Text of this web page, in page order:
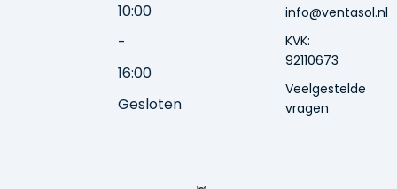
10:00
-
16:00
Gesloten
info@ventasol.nl
KVK:
92110673
Veelgestelde
vragen